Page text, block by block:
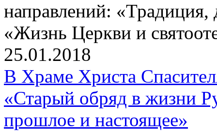
направлений: «Традиция,
«Жизнь Церкви и
25.01.2018
В Храме Христа
«Старый обряд в жизни
прошлое и настоящее»